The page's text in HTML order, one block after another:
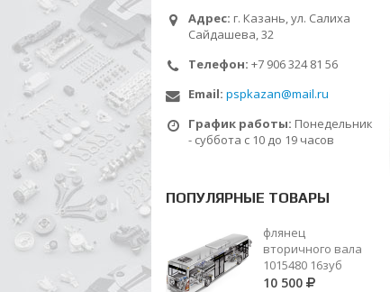
Адрес: г. Казань, ул. Салиха
Сайдашева, 32
Телефон: +7 906 324 81 56
Email: pspkazan@mail.ru
График работы: Понедельник
- суббота с 10 до 19 часов
ПОПУЛЯРНЫЕ ТОВАРЫ
флянец
вторичного вала
1015480 16зуб
10 500